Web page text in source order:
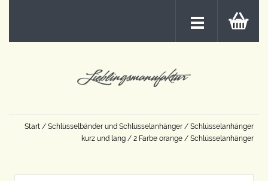
Start / Schlüsselbänder und Schlüsselanhänger / Schlüsselanhänger
kurz und lang / 2 Farbe orange / Schlüsselanhänger